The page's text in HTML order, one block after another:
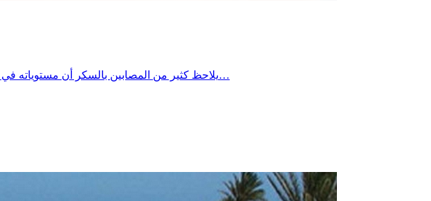
يلاحظ كثير من المصابين بالسكر أن مستوياته في الدم تكون أعلى في الصباح مقارنة ببقية أوقات اليوم، ويعود ذلك غالبًا إلى ما يُعرف بـ”ظاهرة الفجر”، حيث يؤدي…